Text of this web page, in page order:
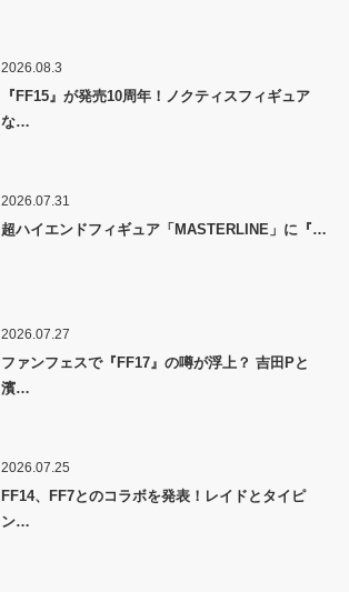
2026.08.3
『FF15』が発売10周年！ノクティスフィギュア
な…
2026.07.31
超ハイエンドフィギュア「MASTERLINE」に『…
2026.07.27
ファンフェスで『FF17』の噂が浮上？ 吉田Pと
濱…
2026.07.25
FF14、FF7とのコラボを発表！レイドとタイピ
ン…